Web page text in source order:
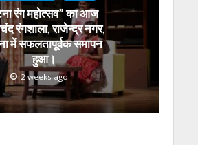
m g
er
n
रंग महोत्सव” का आज
रंगशाला, राजेन्द्र नगर,
में सफलतापूर्वक समापन
हुआ।
2 weeks ago